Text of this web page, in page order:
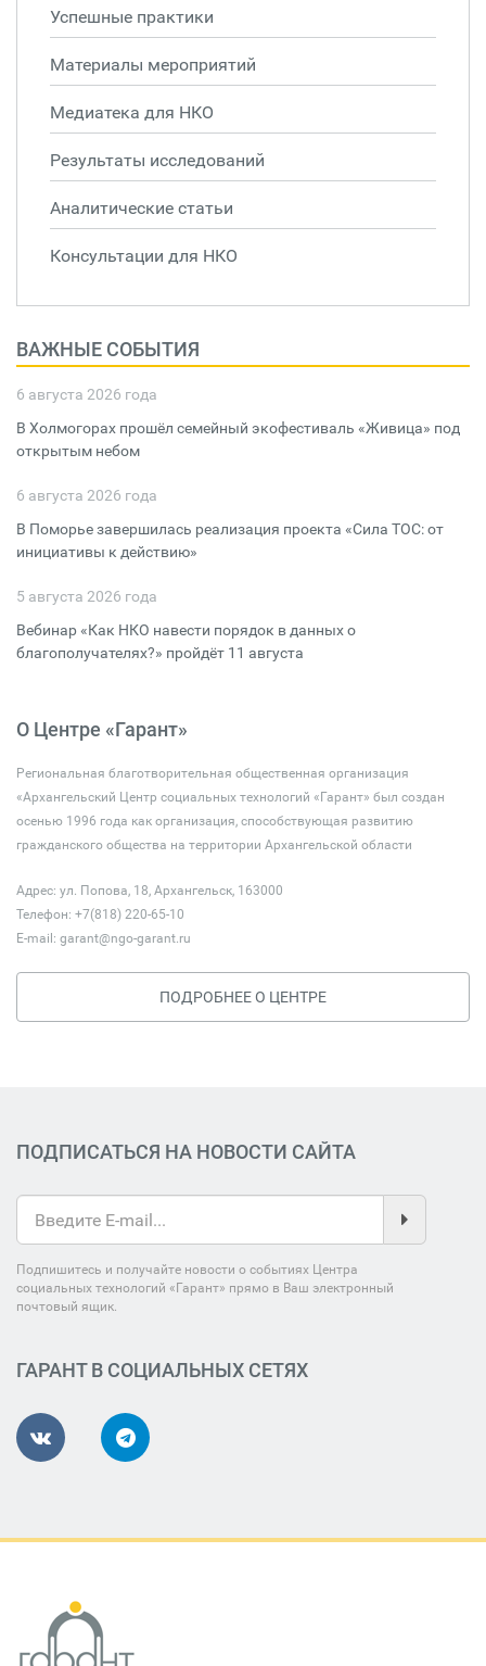
Успешные практики
Материалы мероприятий
Медиатека для НКО
Результаты исследований
Аналитические статьи
Консультации для НКО
ВАЖНЫЕ СОБЫТИЯ
6 августа 2026 года
В Холмогорах прошёл семейный экофестиваль «Живица» под
открытым небом
6 августа 2026 года
В Поморье завершилась реализация проекта «Сила ТОС: от
инициативы к действию»
5 августа 2026 года
Вебинар «Как НКО навести порядок в данных о
благополучателях?» пройдёт 11 августа
О Центре «Гарант»
Региональная благотворительная общественная организация
«Архангельский Центр социальных технологий «Гарант» был создан
осенью 1996 года как организация, способствующая развитию
гражданского общества на территории Архангельской области
Адрес: ул. Попова, 18, Архангельск, 163000
Телефон: +7(818) 220-65-10
E-mail: garant@ngo-garant.ru
ПОДРОБНЕЕ О ЦЕНТРЕ
ПОДПИСАТЬСЯ НА НОВОСТИ САЙТА
Подпишитесь и получайте новости о событиях Центра
социальных технологий «Гарант» прямо в Ваш электронный
почтовый ящик.
ГАРАНТ В СОЦИАЛЬНЫХ СЕТЯХ